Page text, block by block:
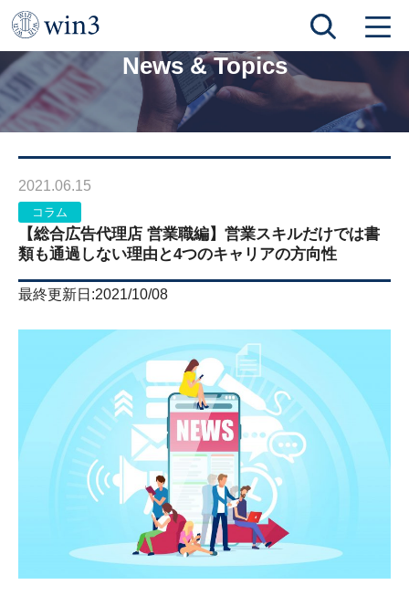
TOP
News & Topics
2021.06.15
コラム
【総合広告代理店 営業職編】営業スキルだけでは書
類も通過しない理由と4つのキャリアの方向性
最終更新日:2021/10/08